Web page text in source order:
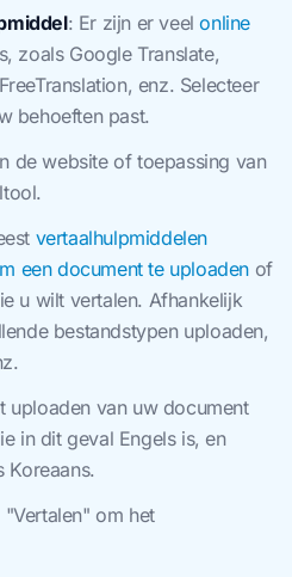
: Er zijn er veelonline
zoals Google Translate,
enz. Selecteer
behoeften past.
de website of toepassing van
vertaalhulpmiddelen
een document te uploaden of
u wilt vertalen. Afhankelijk
bestandstypen uploaden,
uploaden van uw document
in dit geval Engels is, en
Koreaans.
om het